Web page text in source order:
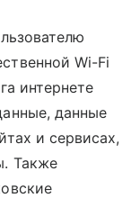
Wi-Fi
интернете
данные
и сервисах,
Также